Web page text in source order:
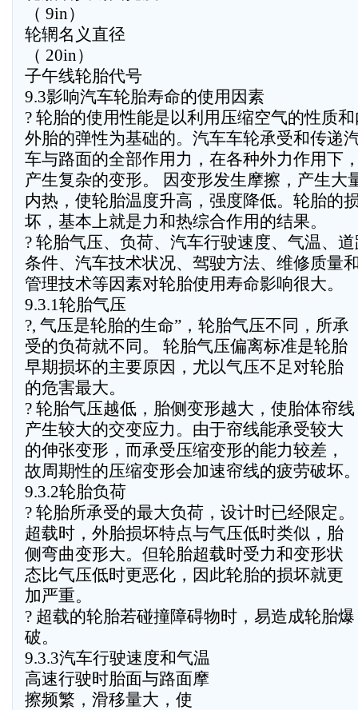
（ 9in）
轮辋名义直径
（ 20in）
子午线轮胎代号
9.3影响汽车轮胎寿命的使用因素
? 轮胎的使用性能是以利用压缩空气的性质
外胎的弹性为基础的。汽车车轮承受和传递
车与路面的全部作用力，在各种外力作用下
产生复杂的变形。 因变形发生摩擦，产生大
内热，使轮胎温度升高，强度降低。轮胎的
坏，基本上就是力和热综合作用的结果。
? 轮胎气压、负荷、汽车行驶速度、气温、
条件、汽车技术状况、驾驶方法、维修质量
管理技术等因素对轮胎使用寿命影响很大。
9.3.1轮胎气压
?, 气压是轮胎的生命”，轮胎气压不同，所承
受的负荷就不同。 轮胎气压偏离标准是轮胎
早期损坏的主要原因，尤以气压不足对轮胎
的危害最大。
? 轮胎气压越低，胎侧变形越大，使胎体帘线
产生较大的交变应力。由于帘线能承受较大
的伸张变形，而承受压缩变形的能力较差，
故周期性的压缩变形会加速帘线的疲劳破坏
9.3.2轮胎负荷
? 轮胎所承受的最大负荷，设计时已经限定。
超载时，外胎损坏特点与气压低时类似，胎
侧弯曲变形大。但轮胎超载时受力和变形状
态比气压低时更恶化，因此轮胎的损坏就更
加严重。
? 超载的轮胎若碰撞障碍物时，易造成轮胎爆
破。
9.3.3汽车行驶速度和气温
高速行驶时胎面与路面摩
擦频繁，滑移量大，使